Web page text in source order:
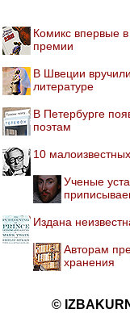
Комикс впервые
премии
В Швеции
литературе
В Петербурге
поэтам
10
Ученые
Издана
Авторам
хранения
©